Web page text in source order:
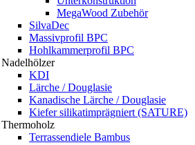
MegaWood Zubehör
SilvaDec
Massivprofil BPC
Hohlkammerprofil BPC
Nadelhölzer
KDI
Lärche / Douglasie
Kanadische Lärche / Douglasie
Kiefer silikatimprägniert (SATURE)
Thermoholz
Terrassendiele Bambus